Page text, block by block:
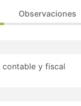
contable y fiscal
Observaciones
y